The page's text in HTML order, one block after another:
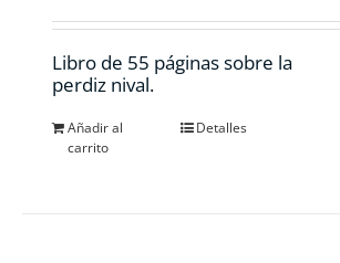
Libro de 55 páginas sobre la
perdiz nival.
Añadir al
carrito
Detalles